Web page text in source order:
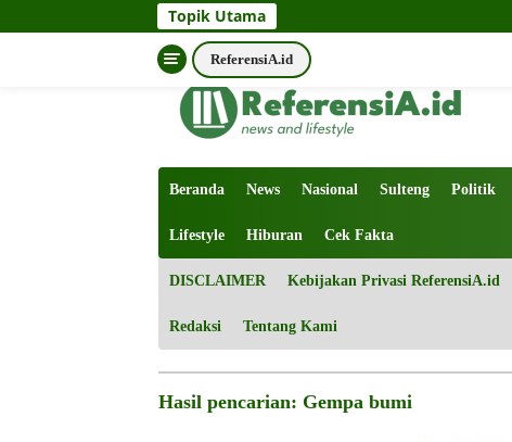
Topik Utama
ReferensiA.id
Beranda News Nasional Sulteng Politik
Lifestyle Hiburan Cek Fakta
DISCLAIMER Kebijakan Privasi ReferensiA.id
Redaksi Tentang Kami
Hasil pencarian: Gempa bumi